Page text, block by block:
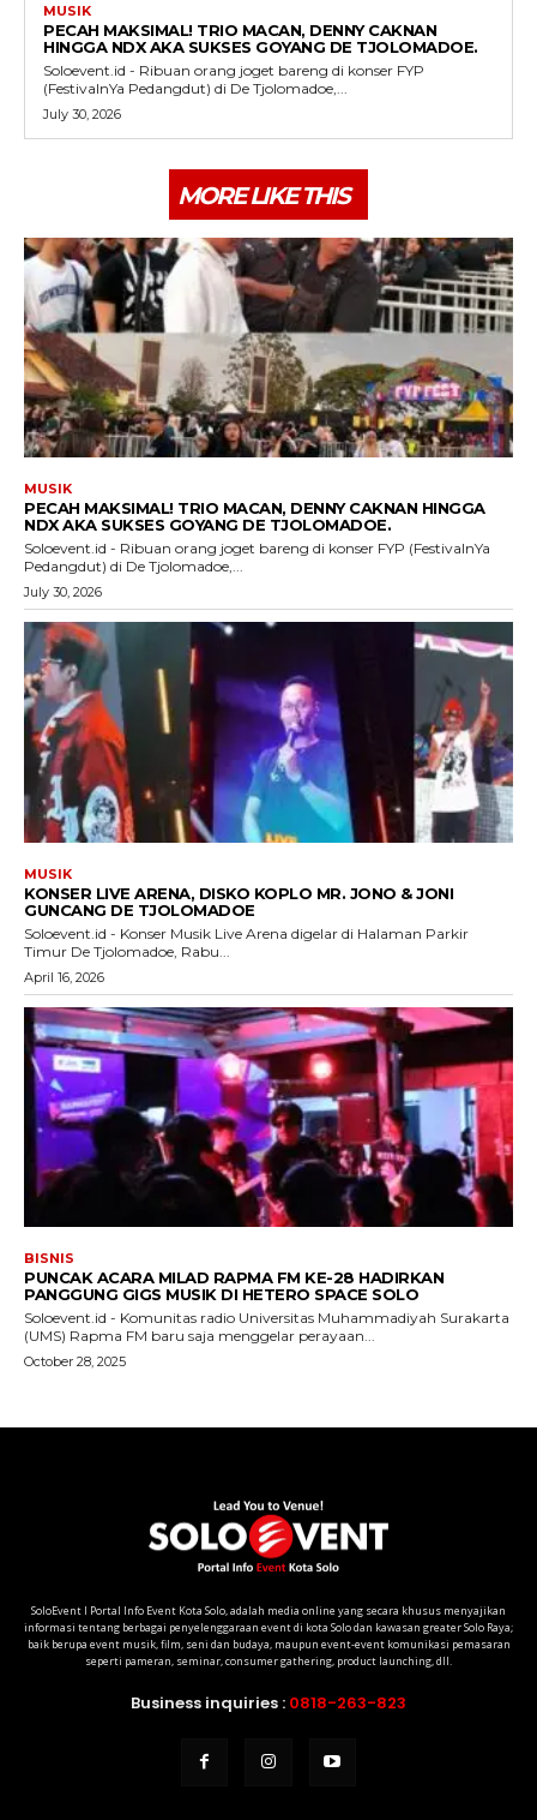
SoloEvent I Portal Info Event Kota Solo, adalah media online yang secara khusus menyajikan
informasi tentang berbagai penyelenggaraan event di kota Solo dan kawasan greater Solo Raya;
baik berupa event musik, film, seni dan budaya, maupun event-event komunikasi pemasaran
seperti pameran, seminar, consumer gathering, product launching, dll.
Business inquiries : 0818-263-823